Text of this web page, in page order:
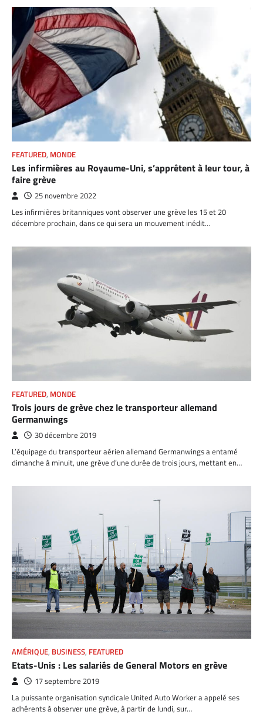
FEATURED, MONDE
Les infirmières au Royaume-Uni, s’apprêtent à leur tour, à
faire grève
25 novembre 2022
Les infirmières britanniques vont observer une grève les 15 et 20
décembre prochain, dans ce qui sera un mouvement inédit…
FEATURED, MONDE
Trois jours de grève chez le transporteur allemand
Germanwings
30 décembre 2019
L’équipage du transporteur aérien allemand Germanwings a entamé
dimanche à minuit, une grève d’une durée de trois jours, mettant en…
AMÉRIQUE, BUSINESS, FEATURED
Etats-Unis : Les salariés de General Motors en grève
17 septembre 2019
La puissante organisation syndicale United Auto Worker a appelé ses
adhérents à observer une grève, à partir de lundi, sur…